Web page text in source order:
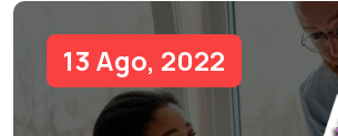
13 Ago, 2022